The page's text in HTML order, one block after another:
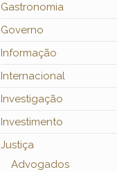
Gastronomia
Governo
Informação
Internacional
Investigação
Investimento
Justiça
Advogados